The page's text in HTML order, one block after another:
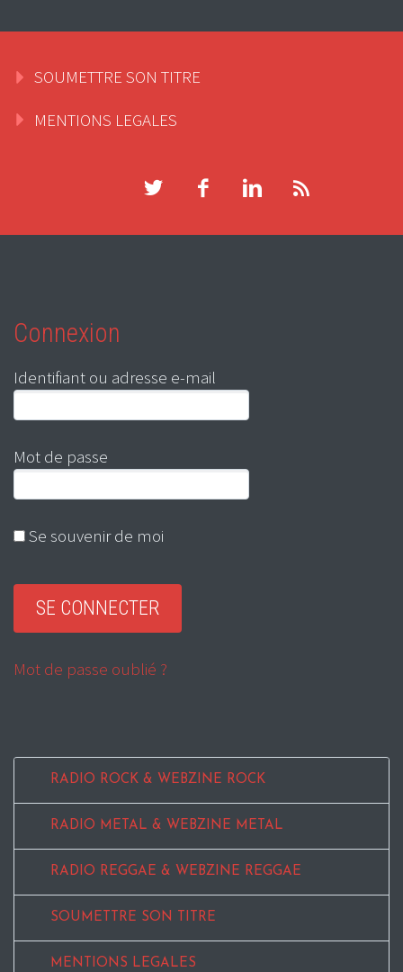
SOUMETTRE SON TITRE
MENTIONS LEGALES
Connexion
Identifiant ou adresse e-mail
Mot de passe
Se souvenir de moi
Mot de passe oublié ?
RADIO ROCK & WEBZINE ROCK
RADIO METAL & WEBZINE METAL
RADIO REGGAE & WEBZINE REGGAE
SOUMETTRE SON TITRE
MENTIONS LEGALES